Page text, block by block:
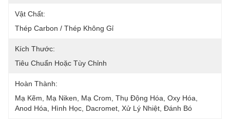
Vật Chất:
Thép Carbon / Thép Không Gỉ
Kích Thước:
Tiêu Chuẩn Hoặc Tùy Chỉnh
Hoàn Thành:
Mạ Kẽm, Mạ Niken, Mạ Crom, Thụ Động Hóa, Oxy Hóa,
Anod Hóa, Hình Học, Dacromet, Xử Lý Nhiệt, Đánh Bó